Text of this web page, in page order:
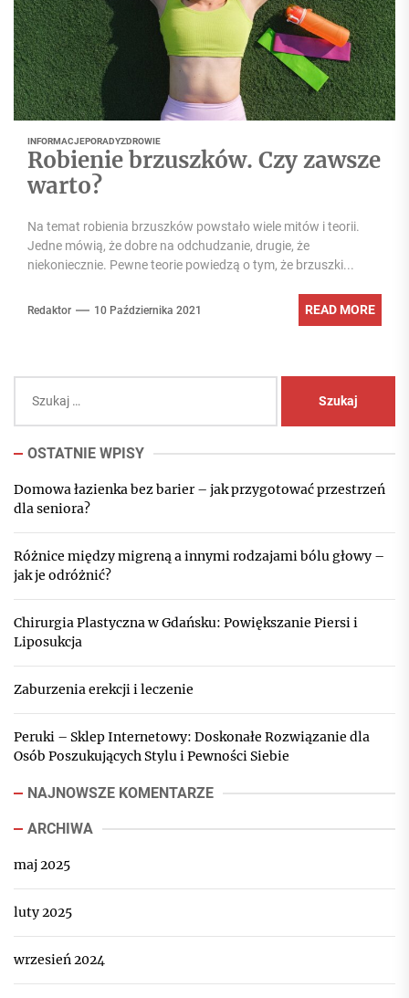
INFORMACJEPORADYZDROWIE
Robienie brzuszków. Czy zawsze
warto?
Na temat robienia brzuszków powstało wiele mitów i teorii.
Jedne mówią, że dobre na odchudzanie, drugie, że
niekoniecznie. Pewne teorie powiedzą o tym, że brzuszki...
Redaktor 10 Października 2021 READ MORE
OSTATNIE WPISY
Domowa łazienka bez barier – jak przygotować przestrzeń
dla seniora?
Różnice między migreną a innymi rodzajami bólu głowy –
jak je odróżnić?
Chirurgia Plastyczna w Gdańsku: Powiększanie Piersi i
Liposukcja
Zaburzenia erekcji i leczenie
Peruki – Sklep Internetowy: Doskonałe Rozwiązanie dla
Osób Poszukujących Stylu i Pewności Siebie
NAJNOWSZE KOMENTARZE
ARCHIWA
maj 2025
luty 2025
wrzesień 2024